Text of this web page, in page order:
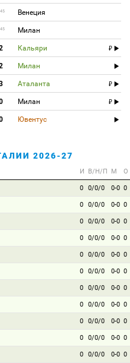
45 Венеция
45 Милан
Кальяри
Милан
Аталанта
Милан
Ювентус
2026-27
И В/Н/П М О
0 0/0/0 0-0 0
0 0/0/0 0-0 0
0 0/0/0 0-0 0
0 0/0/0 0-0 0
0 0/0/0 0-0 0
0 0/0/0 0-0 0
0 0/0/0 0-0 0
0 0/0/0 0-0 0
0 0/0/0 0-0 0
0 0/0/0 0-0 0
0 0/0/0 0-0 0